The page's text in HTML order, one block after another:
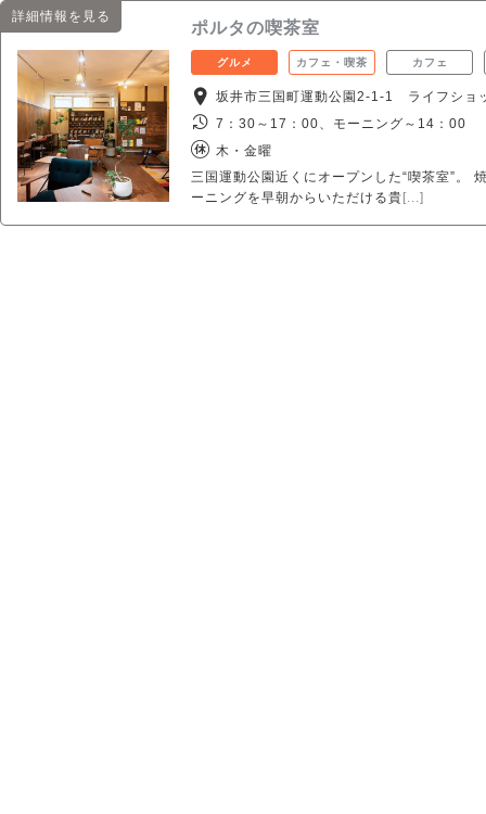
詳細情報を見る
ポルタの喫茶室
グルメ カフェ・喫茶 カフェ
坂井市三国町運動公園2-1-1 ライフショ
7：30～17：00、モーニング～14：00
木・金曜
三国運動公園近くにオープンした“喫茶室”。
ーニングを早朝からいただける貴 [...]